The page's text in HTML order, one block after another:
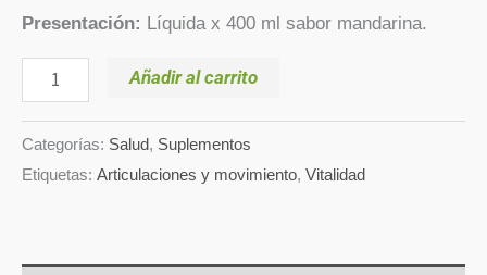
Presentación: Líquida x 400 ml sabor mandarina.
Añadir al carrito
Categorías: Salud, Suplementos
Etiquetas: Articulaciones y movimiento, Vitalidad